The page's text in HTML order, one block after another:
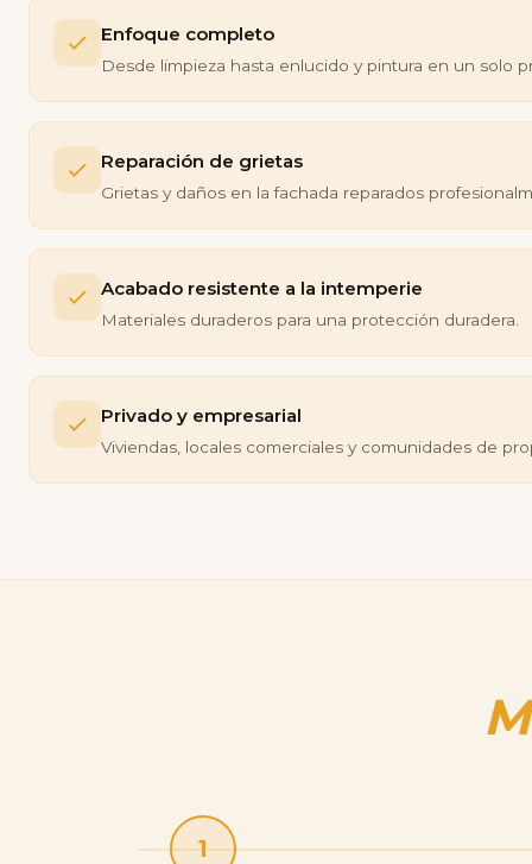
Enfoque completo
Desde limpieza hasta enlucido y pintura en un solo
Reparación de grietas
Grietas y daños en la fachada reparados
Acabado resistente a la intemperie
Materiales duraderos para una protección duradera.
Privado y empresarial
Viviendas, locales comerciales y comunidades de
1